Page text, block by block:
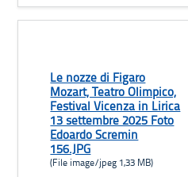
Le nozze di Figaro
Mozart, Teatro Olimpico,
Festival Vicenza in Lirica
13 settembre 2025 Foto
Edoardo Scremin
156.JPG
(File image/jpeg 1,33 MB)